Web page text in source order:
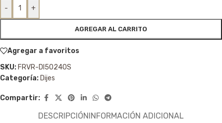
- +
AGREGAR AL CARRITO
Agregar a favoritos
SKU: FRVR-DI50240S
Categoría: Dijes
Compartir:
DESCRIPCIÓNINFORMACIÓN ADICIONAL